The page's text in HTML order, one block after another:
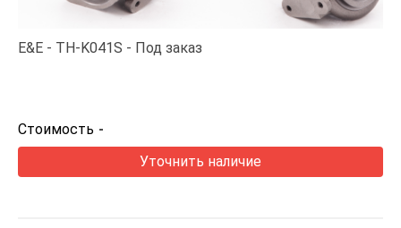
E&E TH-K041S Под заказ
Стоимость -
Уточнить наличие